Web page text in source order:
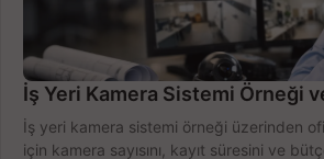
İş Yeri Kamera Sistemi Örneği
İş yeri kamera sistemi örneği üzerinden
için kamera sayısını, kayıt süresini ve